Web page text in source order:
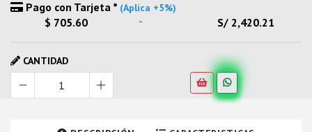
Pago con Tarjeta * (Aplica +5%)
$ 705.60 - S/ 2,420.21
CANTIDAD